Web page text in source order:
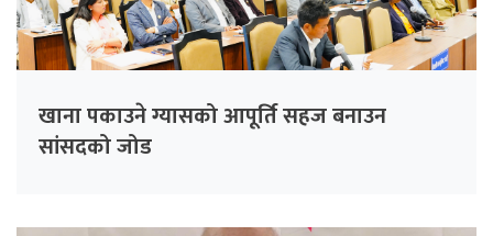
खाना पकाउने ग्यासको आपूर्ति सहज बनाउन
सांसदको जोड